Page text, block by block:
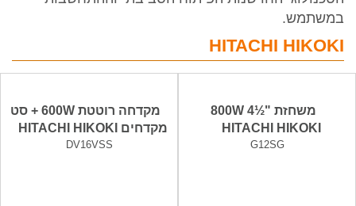
במשתמש.
HITACHI HIKOKI
משחזת "½4 800W
HITACHI HIKOKI
G12SG
מקדחה רוטטת 600W + סט
מקדחים HITACHI HIKOKI
DV16VSS